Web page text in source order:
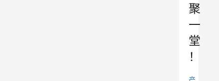
聚
一
堂
！
产